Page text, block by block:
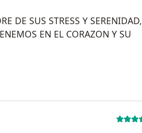
DE SUS STRESS Y SERENIDAD,
EN EL CORAZON Y SU